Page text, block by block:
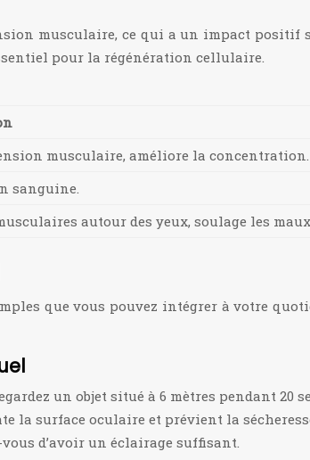
musculaire, ce qui a un impact
pour la régénération cellulaire.
musculaire, améliore la concentration.
sanguine.
autour des yeux, soulage les
que vous pouvez intégrer à votre
un objet situé à 6 mètres pendant 20
la surface oculaire et prévient la
d’avoir un éclairage suffisant.